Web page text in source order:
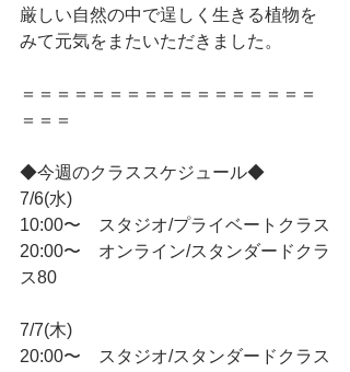
厳しい自然の中で逞しく生きる植物を
みて元気をまたいただきました。
＝＝＝＝＝＝＝＝＝＝＝＝＝＝＝＝＝
＝＝＝
◆今週のクラススケジュール◆
7/6(水)
10:00〜　スタジオ/プライベートクラス
20:00〜　オンライン/スタンダードクラ
ス80
7/7(木)
20:00〜　スタジオ/スタンダードクラス